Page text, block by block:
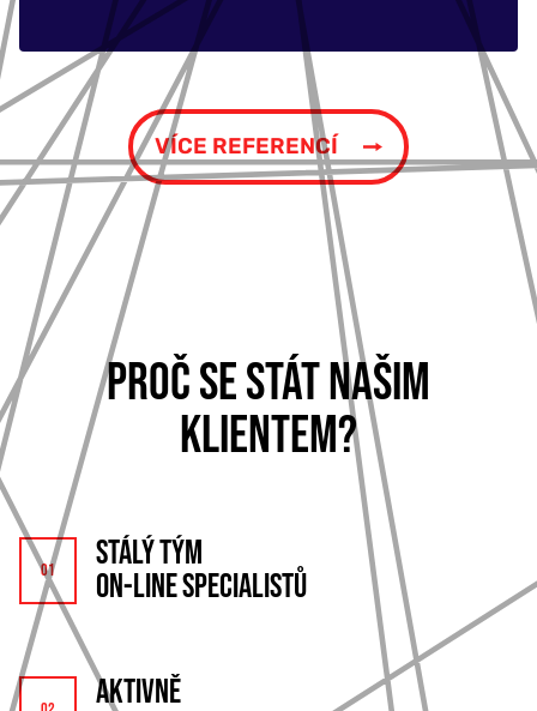
VÍCE REFERENCÍ
PROČ SE STÁT NAŠIM
KLIENTEM?
STÁLÝ TÝM
ON-LINE SPECIALISTŮ
AKTIVNĚ